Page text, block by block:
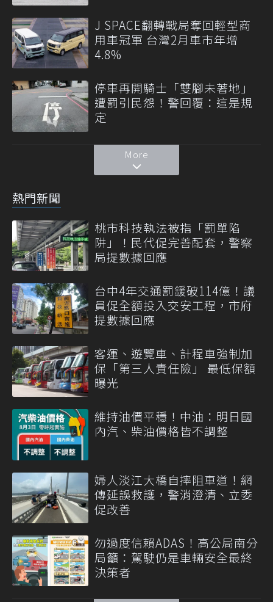
J SPACE翻轉戰局奪回輕型商
用車冠軍 台灣2月車市年增
4.8%
停車再開騎士「雙腳未著地」
遭罰引民怨！警回覆：這是規
定
More
熱門新聞
桃市科技執法被指「罰單陷
阱」！民代促完善配套，警察
局提數據回應
台中4年交通罰鍰破114億！議
員促全額投入交安工程，市府
提數據回應
客運、遊覽車、計程車強制加
保「第三人責任險」 最低保額
曝光
維持油價平穩！中油：明日國
內汽、柴油價格皆不調整
婦人淡江大橋自摔阻車道！網
傳延誤救護，警消澄清、立委
促改善
勿過度信賴ADAS！高公局南分
局籲：駕駛仍是車輛安全最終
決策者